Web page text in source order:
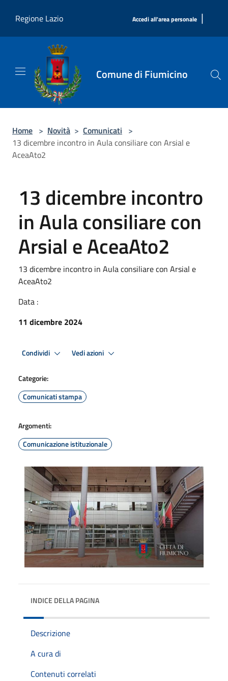
Regione Lazio
Accedi all'area personale |
Comune di Fiumicino
Home > Novità > Comunicati >
13 dicembre incontro in Aula consiliare con Arsial e
AceaAto2
13 dicembre incontro
in Aula consiliare con
Arsial e AceaAto2
13 dicembre incontro in Aula consiliare con Arsial e
AceaAto2
Data :
11 dicembre 2024
Condividi Vedi azioni
Categorie:
Comunicati stampa
Argomenti:
Comunicazione istituzionale
INDICE DELLA PAGINA
Descrizione
A cura di
Contenuti correlati